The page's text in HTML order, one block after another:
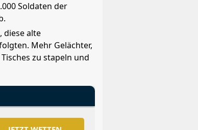
Soldaten der
diese alte
Mehr Gelächter,
zu stapeln und